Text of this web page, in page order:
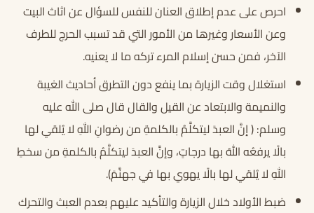
احرص على عدم إطلاق العنان للنفس للسؤال عن اثاث البيت
وعن الأسعار وغيرها من الأمور التي قد تسبب الحرج للطرف
الآخر، فمن حسن إسلام المرء تركه ما لا يعنيه.
استغلال وقت الزيارة بما ينفع دون التطرق أحاديث الغيبة
والنميمة والابتعاد عن القيل والقال قال صلى الله عليه
وسلم: ( إنَّ العبدَ ليتكلَّمُ بالكلمةِ من رضوانِ اللهِ لا يُلقي لها
بالًا يرفعُه اللهُ بها درجاتٍ، وإنَّ العبدَ ليتكلَّمُ بالكلمةِ من سخطِ
اللهِ لا يُلقي لها بالًا يهوي بها في جهنَّمَ).
ضبط الأولاد خلال الزيارة والتأكيد عليهم بعدم العبث والتحرك